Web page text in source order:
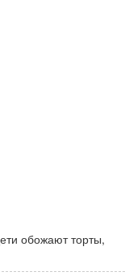
обожают торты,